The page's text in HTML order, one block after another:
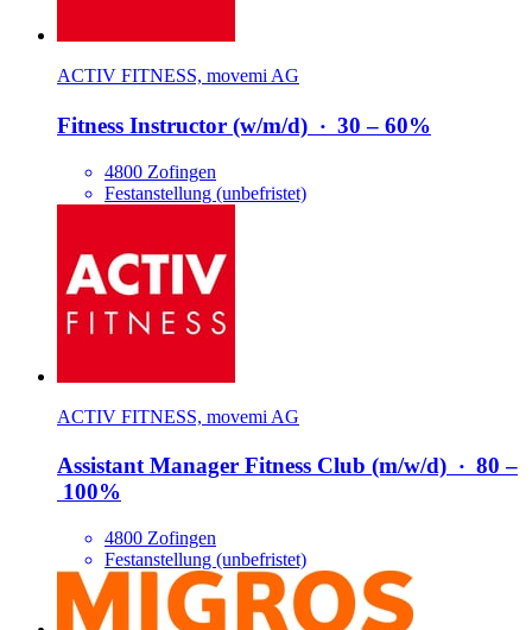
ACTIV FITNESS, movemi AG
Fitness Instructor (w/​m/​d) ‧ 30 – 60%
4800 Zofingen
Festanstellung (unbefristet)
ACTIV FITNESS, movemi AG
Assistant Manager Fitness Club (m/​w/​d) ‧ 80 –
100%
4800 Zofingen
Festanstellung (unbefristet)